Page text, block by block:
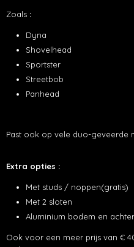
Zoals :
Dyna
Shovelhead
Sportster
Streetbob
Panhead
Past ook op vele duo-geveerde
Extra opties :
Met studs / noppen(gratis)
Met 2 sloten
Aluminium bodem en
Ook voor een meer prijs van €